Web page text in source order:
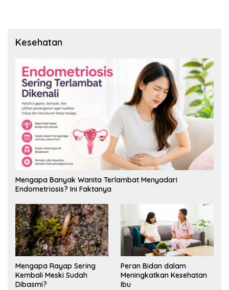
Kesehatan
Mengapa Banyak Wanita Terlambat Menyadari
Endometriosis? Ini Faktanya
Mengapa Rayap Sering
Kembali Meski Sudah
Dibasmi?
Peran Bidan dalam
Meningkatkan Kesehatan
Ibu